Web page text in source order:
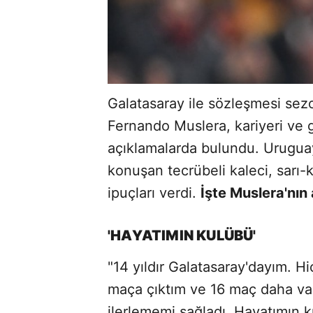
Galatasaray ile sözleşmesi
Fernando Muslera, kariyeri ve
açıklamalarda bulundu.
konuşan tecrübeli kaleci, sarı-
ipuçları verdi. İşte Muslera'nın
'HAYATIMIN KULÜBÜ'
"14 yıldır Galatasaray'dayım.
maça çıktım ve 16 maç daha